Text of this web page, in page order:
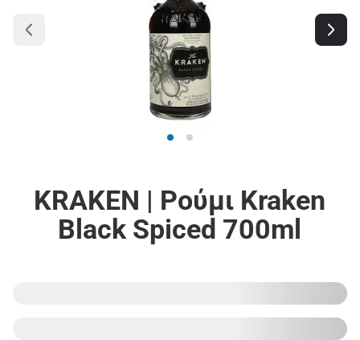
KRAKEN | Ρούμι Kraken
Black Spiced 700ml